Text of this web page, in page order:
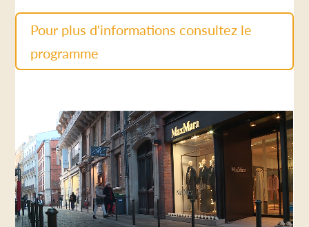
Pour plus d'informations consultez le
programme